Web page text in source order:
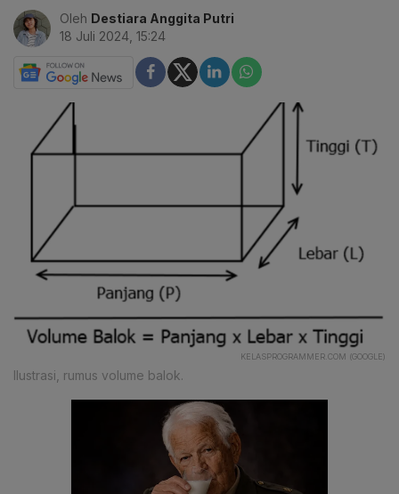
Oleh Destiara Anggita Putri
18 Juli 2024, 15:24
KELASPROGRAMMER.COM (GOOGLE)
Ilustrasi, rumus volume balok.